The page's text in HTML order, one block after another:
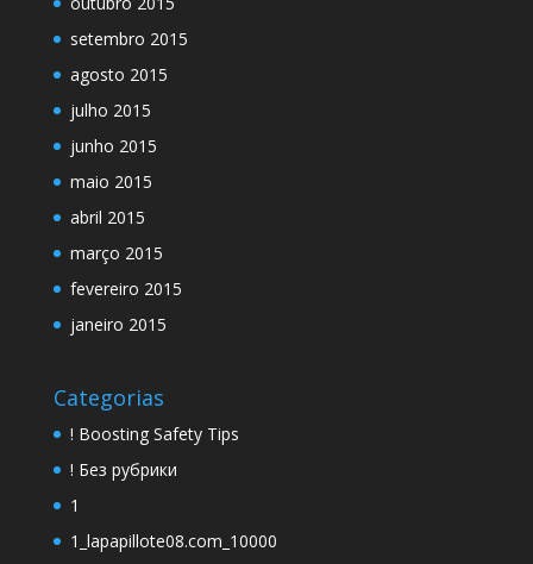
setembro 2015
agosto 2015
julho 2015
junho 2015
maio 2015
abril 2015
março 2015
fevereiro 2015
janeiro 2015
Categorias
! Boosting Safety Tips
! Без рубрики
1
1_lapapillote08.com_10000